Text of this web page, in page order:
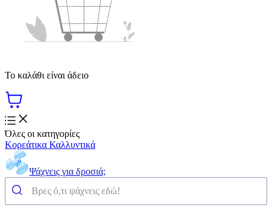
Το καλάθι είναι άδειο
Όλες οι κατηγορίες
Κορεάτικα Καλλυντικά
Ψάχνεις για δροσιά;